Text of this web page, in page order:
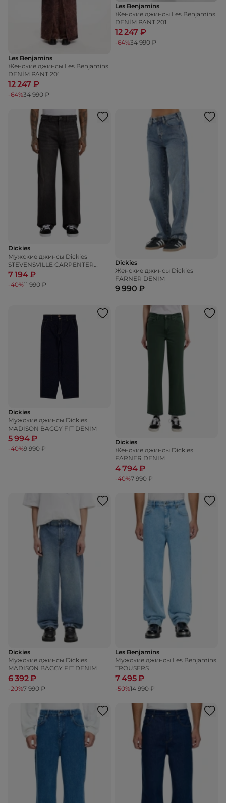
Les Benjamins
Женские джинсы Les Benjamins
DENİM PANT 201
12 247 ₽
-64%34 990 ₽
Les Benjamins
Женские джинсы Les Benjamins
DENİM PANT 201
12 247 ₽
-64%34 990 ₽
Dickies
Мужские джинсы Dickies
STEVENSVILLE CARPENTER
DENIM
7 194 ₽
-40%11 990 ₽
Dickies
Женские джинсы Dickies
FARNER DENIM
9 990 ₽
Dickies
Мужские джинсы Dickies
MADISON BAGGY FIT DENIM
5 994 ₽
-40%9 990 ₽
Dickies
Женские джинсы Dickies
FARNER DENIM
4 794 ₽
-40%7 990 ₽
Dickies
Мужские джинсы Dickies
MADISON BAGGY FIT DENIM
6 392 ₽
-20%7 990 ₽
Les Benjamins
Мужские джинсы Les Benjamins
TROUSERS
7 495 ₽
-50%14 990 ₽